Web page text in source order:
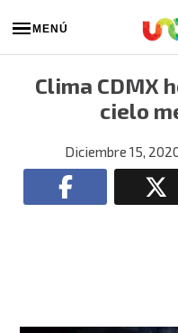
MENÚ
Clima CDMX
cielo
Diciembre 15,